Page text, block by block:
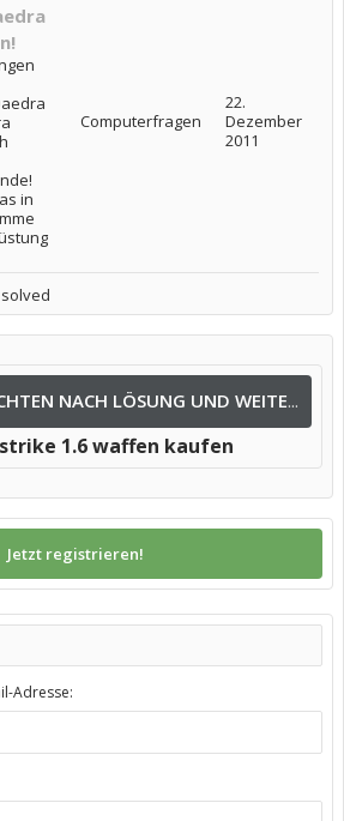
in
Computerfragen
22.
Dezember
2011
ANDERE USER SUCHTEN NACH LÖSUNG UND WEITEREN INFOS NACH:
1.6 waffen kaufen
Jetzt registrieren!
Adresse: